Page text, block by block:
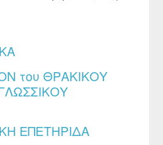
του ΘΡΑΚΙΚΟΥ
ΕΠΕΤΗΡΙΔΑ